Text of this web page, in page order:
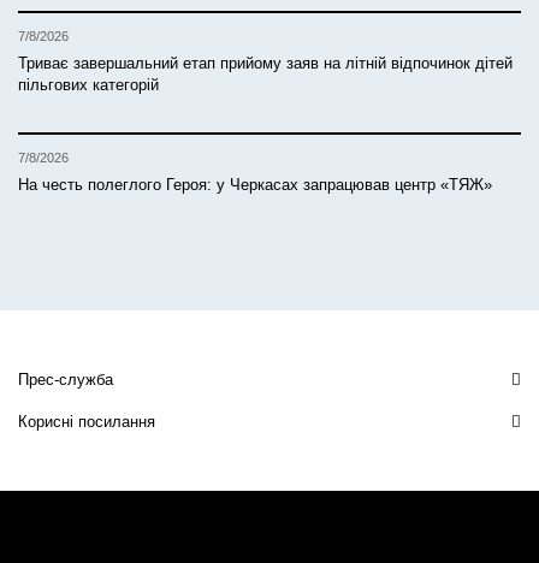
7/8/2026
Триває завершальний етап прийому заяв на літній відпочинок дітей
пільгових категорій
7/8/2026
На честь полеглого Героя: у Черкасах запрацював центр «ТЯЖ»
Прес-служба
Корисні посилання